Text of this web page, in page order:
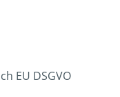
EU DSGVO